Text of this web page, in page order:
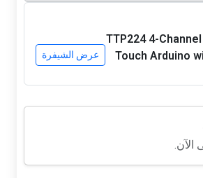
20-TTP224 4-
Touch Arduino
عرض الشيفرة